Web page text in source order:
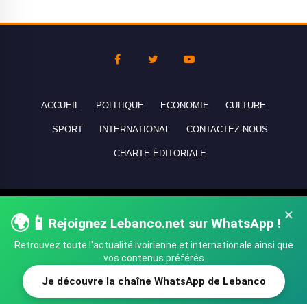
SHARE TWEET
×
🌍📱 Rejoignez Lebanco.net sur WhatsApp !
Retrouvez toute l'actualité ivoirienne et internationale ainsi que
vos contenus préférés
Je découvre la chaîne WhatsApp de Lebanco
ACCUEIL POLITIQUE ECONOMIE CULTURE
SPORT INTERNATIONAL CONTACTEZ-NOUS
CHARTE ÉDITORIALE
réservés - All rights reserved.